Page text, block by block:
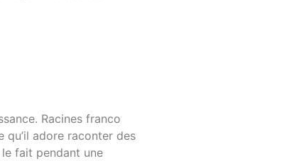
Racines franco
qu’il adore raconter des
fait pendant une